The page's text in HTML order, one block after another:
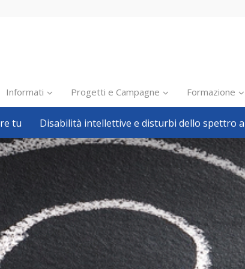
Informati
Inclusione scolastica
Inclusione lavorativa
Notizie dalla FISH
Politiche sociali
Sport
Formazione
Avvisi, bandi
Ricerca e Scienza
Welfare locale
Progetti e Campagne Formazione
tu Disabilità intellettive e disturbi dello spettro